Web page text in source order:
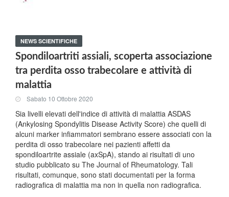
NEWS SCIENTIFICHE
Spondiloartriti assiali, scoperta associazione
tra perdita osso trabecolare e attività di
malattia
Sabato 10 Ottobre 2020
Sia livelli elevati dell'indice di attività di malattia ASDAS
(Ankylosing Spondylitis Disease Activity Score) che quelli di
alcuni marker infiammatori sembrano essere associati con la
perdita di osso trabecolare nei pazienti affetti da
spondiloartrite assiale (axSpA), stando ai risultati di uno
studio pubblicato su The Journal of Rheumatology. Tali
risultati, comunque, sono stati documentati per la forma
radiografica di malattia ma non in quella non radiografica.